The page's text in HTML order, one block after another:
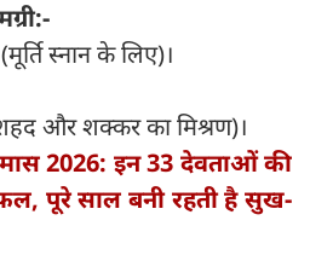
(मूर्ति स्नान के लिए)।
और शक्कर का मिश्रण)।
2026: इन 33 देवताओं की
पूरे साल बनी रहती है सुख-